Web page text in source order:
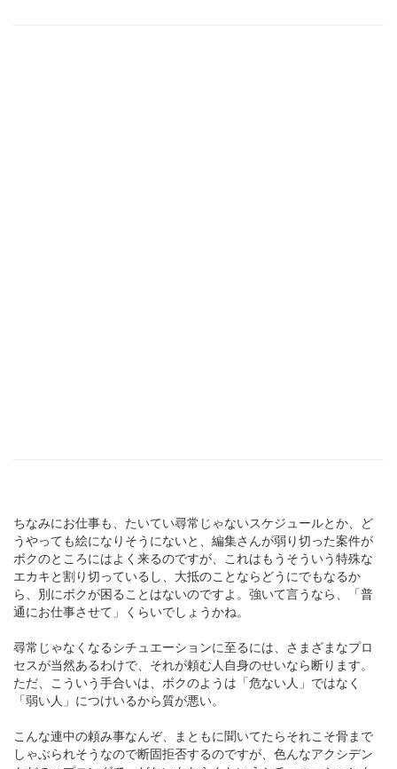
ちなみにお仕事も、たいてい尋常じゃないスケジュールとか、ど
うやっても絵になりそうにないと、編集さんが弱り切った案件が
ボクのところにはよく来るのですが、これはもうそういう特殊な
エカキと割り切っているし、大抵のことならどうにでもなるか
ら、別にボクが困ることはないのですよ。強いて言うなら、「普
通にお仕事させて」くらいでしょうかね。
尋常じゃなくなるシチュエーションに至るには、さまざまなプロ
セスが当然あるわけで、それが頼む人自身のせいなら断ります。
ただ、こういう手合いは、ボクのようは「危ない人」ではなく
「弱い人」につけいるから質が悪い。
こんな連中の頼み事なんぞ、まともに聞いてたらそれこそ骨まで
しゃぶられそうなので断固拒否するのですが、色んなアクシデン